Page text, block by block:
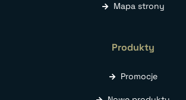
Mapa strony
Produkty
Promocje